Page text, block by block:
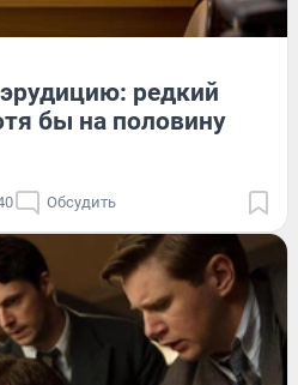
редкий
бы на половину
Обсудить